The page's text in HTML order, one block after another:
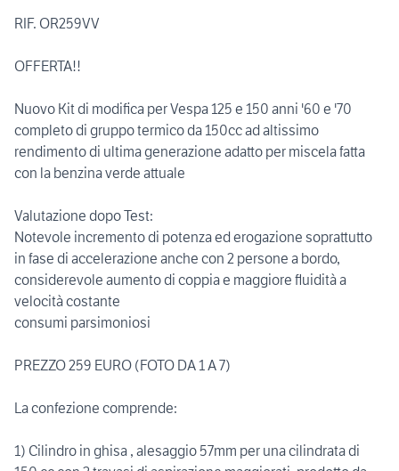
RIF. OR259VV
OFFERTA!!
Nuovo Kit di modifica per Vespa 125 e 150 anni '60 e '70
completo di gruppo termico da 150cc ad altissimo
rendimento di ultima generazione adatto per miscela fatta
con la benzina verde attuale
Valutazione dopo Test:
Notevole incremento di potenza ed erogazione soprattutto
in fase di accelerazione anche con 2 persone a bordo,
considerevole aumento di coppia e maggiore fluidità a
velocità costante
consumi parsimoniosi
PREZZO 259 EURO (FOTO DA 1 A 7)
La confezione comprende:
1) Cilindro in ghisa , alesaggio 57mm per una cilindrata di